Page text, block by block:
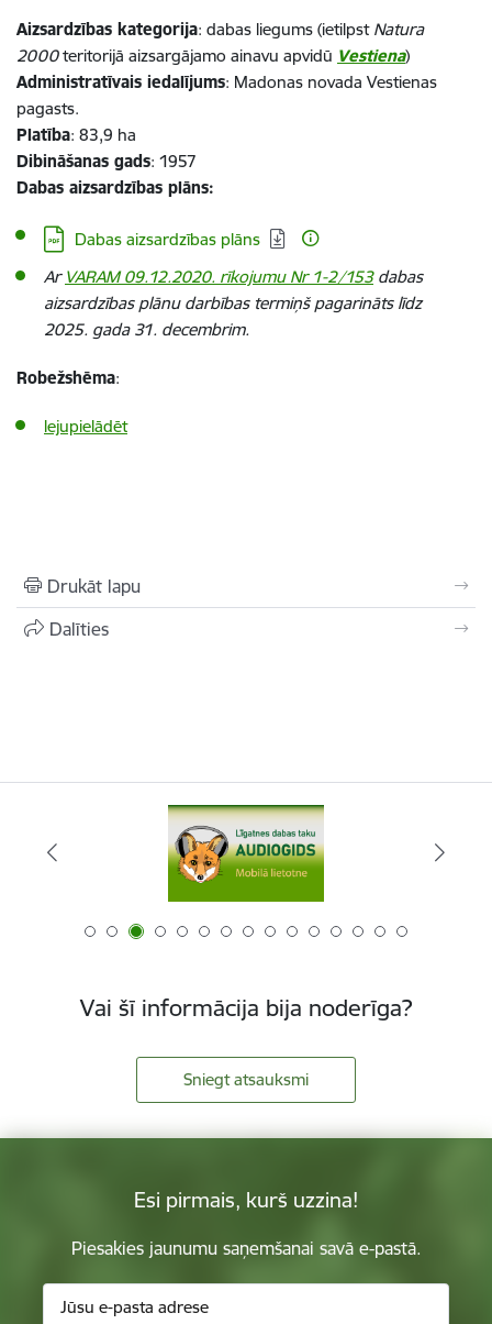
Aizsardzības kategorija: dabas liegums (ietilpstNatura
2000teritorijā aizsargājamo ainavu apvidū Vestiena)
Administratīvais iedalījums: Madonas novada Vestienas
pagasts.
Platība: 83,9 ha
Dibināšanas gads: 1957
Dabas aizsardzības plāns:
Lejupielādēt:
Dabas aizsardzības plāns
Ar VARAM 09.12.2020. rīkojumu Nr 1-2/153dabas
aizsardzības plānu darbības termiņš pagarināts līdz
2025. gada 31. decembrim.
Robežshēma:
lejupielādēt
Drukāt lapu
Dalīties
Vai šī informācija bija noderīga?
Sniegt atsauksmi
Esi pirmais, kurš uzzina!
Piesakies jaunumu saņemšanai savā e-pastā.